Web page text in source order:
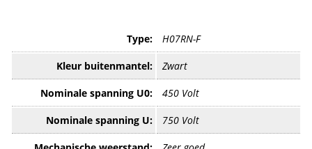
Type: H07RN-F
Kleur buitenmantel: Zwart
Nominale spanning U0: 450 Volt
Nominale spanning U: 750 Volt